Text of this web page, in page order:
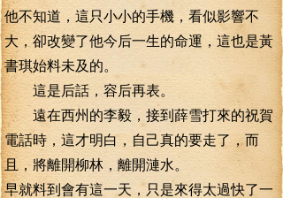
他不知道，這只小小的手機，看似影響不
大，卻改變了他今后一生的命運，這也是黃
書琪始料未及的。
這是后話，容后再表。
遠在西州的李毅，接到薛雪打來的祝賀
電話時，這才明白，自己真的要走了，而
且，將離開柳林，離開漣水。
早就料到會有這一天，只是來得太過快了一